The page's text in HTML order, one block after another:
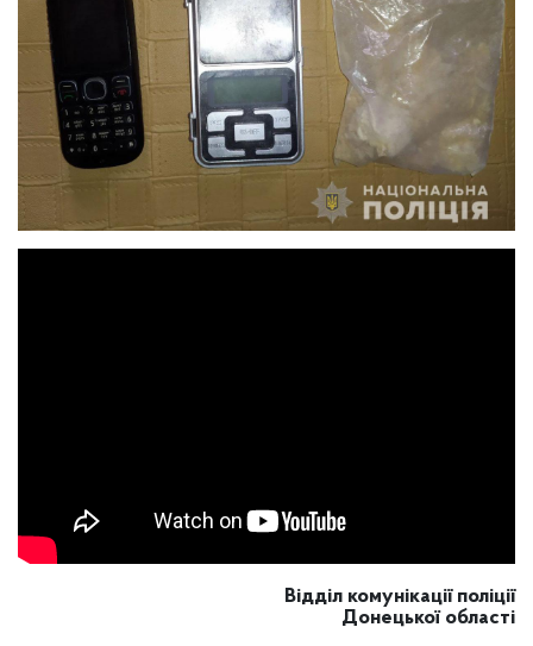
Відділ комунікації поліції
Донецької області